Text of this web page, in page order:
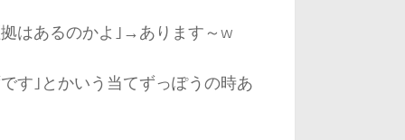
はあるのかよ｣→あります～w
す｣とかいう当てずっぽうの時あ